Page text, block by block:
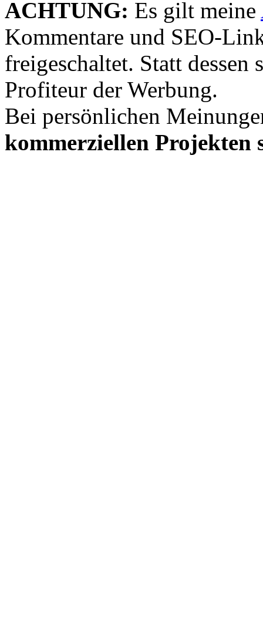
ACHTUNG: Es gilt meine
Kommentare und SEO-
freigeschaltet. Statt dessen
Profiteur der Werbung.
Bei persönlichen
kommerziellen Projekten